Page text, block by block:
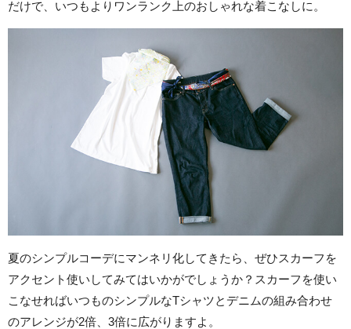
だけで、いつもよりワンランク上のおしゃれな着こなしに。
夏のシンプルコーデにマンネリ化してきたら、ぜひスカーフを
アクセント使いしてみてはいかがでしょうか？スカーフを使い
こなせればいつものシンプルなTシャツとデニムの組み合わせ
のアレンジが2倍、3倍に広がりますよ。